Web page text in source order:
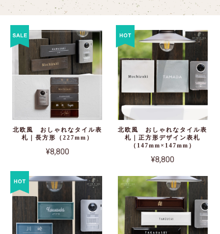
北欧風 おしゃれなタイル表
札｜長方形（227mm）
¥8,800
北欧風 おしゃれなタイル表
札｜正方形デザイン表札
（147mm×147mm）
¥8,800